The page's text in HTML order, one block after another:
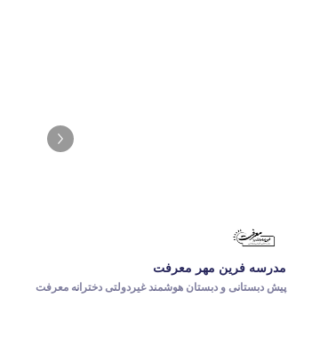
مدرسه فرین مهر معرفت
پیش دبستانی و دبستان هوشمند غیردولتی دخترانه معرفت